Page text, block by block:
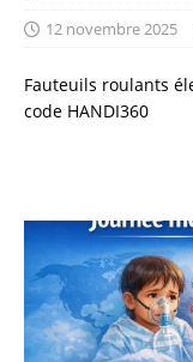
12 novembre 2025
Fauteuils roulants
code HANDI360